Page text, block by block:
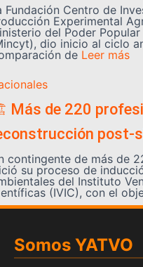
Fundación Centro de
Experimental
del Poder
dio inicio al ciclo
de Leer más
de 220
post-
contingente de más de
su proceso de
del Instituto
(IVIC), con el
Somos YATVO